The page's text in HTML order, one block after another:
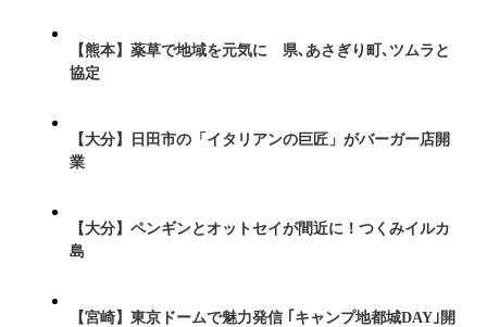
【熊本】薬草で地域を元気に 県､あさぎり町､ツムラと
協定
【大分】日田市の「イタリアンの巨匠」がバーガー店開
業
【大分】ペンギンとオットセイが間近に！つくみイルカ
島
【宮崎】東京ドームで魅力発信 ｢キャンプ地都城DAY｣開